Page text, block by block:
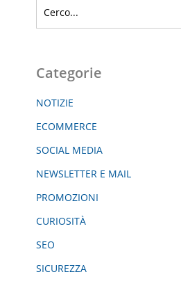
Categorie
NOTIZIE
ECOMMERCE
SOCIAL MEDIA
NEWSLETTER E MAIL
PROMOZIONI
CURIOSITÀ
SEO
SICUREZZA